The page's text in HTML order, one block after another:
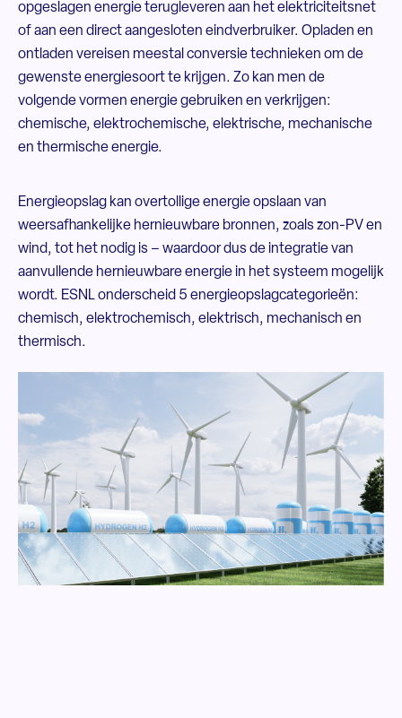
opgeslagen energie terugleveren aan het elektriciteitsnet
of aan een direct aangesloten eindverbruiker. Opladen en
ontladen vereisen meestal conversie technieken om de
gewenste energiesoort te krijgen. Zo kan men de
volgende vormen energie gebruiken en verkrijgen:
chemische, elektrochemische, elektrische, mechanische
en thermische energie.
Energieopslag kan overtollige energie opslaan van
weersafhankelijke hernieuwbare bronnen, zoals zon-PV en
wind, tot het nodig is – waardoor dus de integratie van
aanvullende hernieuwbare energie in het systeem mogelijk
wordt. ESNL onderscheid 5 energieopslagcategorieën:
chemisch, elektrochemisch, elektrisch, mechanisch en
thermisch.